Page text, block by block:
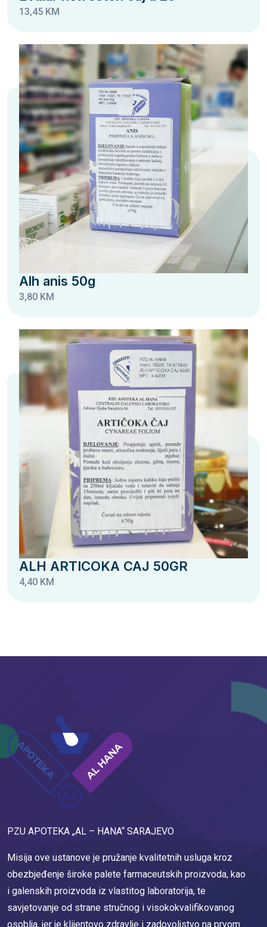
13,45 KM
Alh anis 50g
3,80 KM
ALH ARTICOKA CAJ 50GR
4,40 KM
PZU APOTEKA „AL – HANA“ SARAJEVO
Misija ove ustanove je pružanje kvalitetnih usluga kroz
obezbjeđenje široke palete farmaceutskih proizvoda, kao
i galenskih proizvoda iz vlastitog laboratorija, te
savjetovanje od strane stručnog i visokokvalifikovanog
osoblja, jer je klijentovo zdravlje i zadovoljstvo na prvom